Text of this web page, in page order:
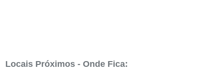
Locais Próximos - Onde Fica: